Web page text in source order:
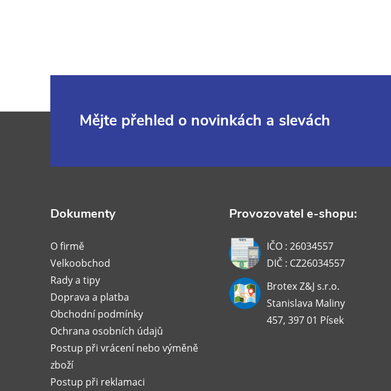
Mějte přehled o novinkách a slevách
Dokumenty
O firmě
Velkoobchod
Rady a tipy
Doprava a platba
Obchodní podmínky
Ochrana osobních údajů
Postup při vrácení nebo výměně
zboží
Postup při reklamaci
Provozovatel e-shopu:
IČO : 26034557
DIČ : CZ26034557
Brotex Z&J s.r.o.
Stanislava Maliny
457, 397 01 Písek